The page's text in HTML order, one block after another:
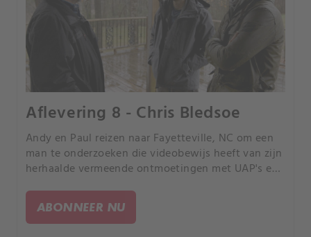
Aflevering 8 - Chris Bledsoe
Andy en Paul reizen naar Fayetteville, NC om een
man te onderzoeken die videobewijs heeft van zijn
herhaalde vermeende ontmoetingen met UAP's en
vermogens te testen.
ABONNEER NU